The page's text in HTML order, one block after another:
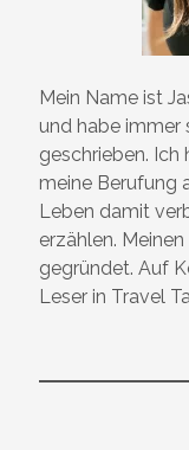
Mein Name ist
und habe immer
geschrieben. Ich
meine Berufung
Leben damit
erzählen.
gegründet. Auf
Leser in Travel